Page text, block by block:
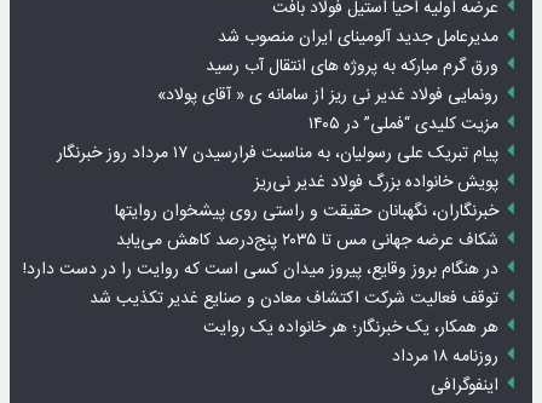
عرضه اولیه احیا استیل فولاد بافت
مدیرعامل جدید آلومینای ایران منصوب شد
ورق گرم مبارکه به پروژه های انتقال آب رسید
رونمایی فولاد غدیر نی ریز از سامانه ی « آقای پولاد»
مزیت کلیدی “فملی” در ۱۴۰۵
پیام تبریک علی رسولیان، به مناسبت فرارسیدن ۱۷ مرداد روز خبرنگار
پویش خانواده بزرگ فولاد غدیر نی‌ریز
خبرنگاران، نگهبانان حقیقت و راستی روی پیشخوان روایت­ها
شکاف عرضه جهانی مس تا ۲۰۳۵ پنج‌درصد کاهش می‌یابد
در هنگام بروز وقایع، پیروز میدان کسی است که روایت را در دست دارد!
توقف فعالیت شرکت اکتشاف معادن و صنایع غدیر تکذیب شد
هر همکار، یک خبرنگار؛ هر خانواده یک روایت
روزنامه ۱۸ مرداد
اینفوگرافی